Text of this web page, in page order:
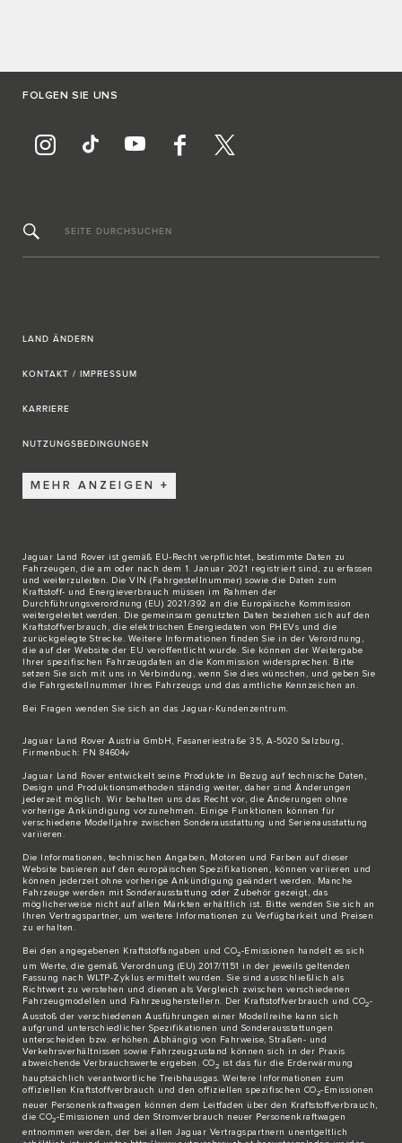
FOLGEN SIE UNS
SEITE DURCHSUCHEN
LAND ÄNDERN
KONTAKT / IMPRESSUM
KARRIERE
NUTZUNGSBEDINGUNGEN
MEHR ANZEIGEN
Jaguar Land Rover ist gemäß EU-Recht verpflichtet, bestimmte Daten zu
Fahrzeugen, die am oder nach dem 1. Januar 2021 registriert sind, zu erfassen
und weiterzuleiten. Die VIN (Fahrgestellnummer) sowie die Daten zum
Kraftstoff- und Energieverbrauch müssen im Rahmen der
Durchführungsverordnung (EU) 2021/392 an die Europäische Kommission
weitergeleitet werden. Die gemeinsam genutzten Daten beziehen sich auf den
Kraftstoffverbrauch, die elektrischen Energiedaten von PHEVs und die
zurückgelegte Strecke. Weitere Informationen finden Sie in der Verordnung,
die auf der Website der EU veröffentlicht wurde. Sie können der Weitergabe
Ihrer spezifischen Fahrzeugdaten an die Kommission widersprechen. Bitte
setzen Sie sich mit uns in Verbindung
, wenn Sie dies wünschen, und geben Sie
die Fahrgestellnummer Ihres Fahrzeugs und das amtliche Kennzeichen an.
Bei Fragen wenden Sie sich an das Jaguar-Kundenzentrum
Jaguar Land Rover Austria GmbH, Fasaneriestraße 35, A-5020 Salzburg,
Firmenbuch: FN 84604v
Jaguar Land Rover entwickelt seine Produkte in Bezug auf technische Daten,
Design und Produktionsmethoden ständig weiter, daher sind Änderungen
jederzeit möglich. Wir behalten uns das Recht vor, die Änderungen ohne
vorherige Ankündigung vorzunehmen. Einige Funktionen können für
verschiedene Modelljahre zwischen Sonderausstattung und Serienausstattung
variieren.
Die Informationen, technischen Angaben, Motoren und Farben auf dieser
Website basieren auf den europäischen Spezifikationen, können variieren und
können jederzeit ohne vorherige Ankündigung geändert werden. Manche
Fahrzeuge werden mit Sonderausstattung oder Zubehör gezeigt, das
möglicherweise nicht auf allen Märkten erhältlich ist. Bitte wenden Sie sich an
Ihren Vertragspartner, um weitere Informationen zu Verfügbarkeit und Preisen
zu erhalten.
Bei den angegebenen Kraftstoffangaben und CO2-Emissionen handelt es sich
um Werte, die gemäß Verordnung (EU) 2017/1151 in der jeweils geltenden
Fassung nach WLTP-Zyklus ermittelt wurden. Sie sind ausschließlich als
Richtwert zu verstehen und dienen als Vergleich zwischen verschiedenen
Fahrzeugmodellen und Fahrzeugherstellern. Der Kraftstoffverbrauch und CO2-
Ausstoß der verschiedenen Ausführungen einer Modellreihe kann sich
aufgrund unterschiedlicher Spezifikationen und Sonderausstattungen
unterscheiden bzw. erhöhen. Abhängig von Fahrweise, Straßen- und
Verkehrsverhältnissen sowie Fahrzeugzustand können sich in der Praxis
abweichende Verbrauchswerte ergeben. CO2 ist das für die Erderwärmung
hauptsächlich verantwortliche Treibhausgas. Weitere Informationen zum
offiziellen Kraftstoffverbrauch und den offiziellen spezifischen CO2-Emissionen
neuer Personenkraftwagen können dem Leitfaden über den Kraftstoffverbrauch,
die CO2-Emissionen und den Stromverbrauch neuer Personenkraftwagen
entnommen werden, der bei allen Jaguar Vertragspartnern unentgeltlich